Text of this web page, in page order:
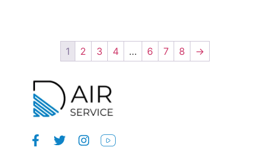
1 2 3 4 … 6 7 8 →